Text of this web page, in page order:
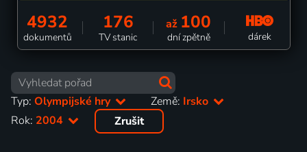
4932
dokumentů
176
TV stanic
až 100
dní zpětně dárek
Typ: Olympijské hry Země: Irsko
Rok: 2004 Zrušit